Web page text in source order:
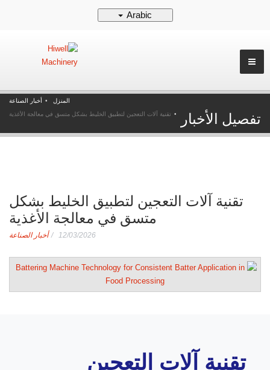
Arabic
تفصيل الأخبار
المنزل
أخبار الصناعة
تقنية آلات التعجين لتطبيق الخليط بشكل متسق في معالجة الأغذية
تقنية آلات التعجين لتطبيق الخليط بشكل
متسق في معالجة الأغذية
12/03/2026 أخبار الصناعة